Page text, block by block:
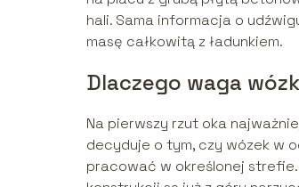
hali. Sama informacja o
masę całkowitą z ładunkiem.
Dlaczego waga
Na pierwszy rzut oka
decyduje o tym, czy wózek w
pracować w określonej